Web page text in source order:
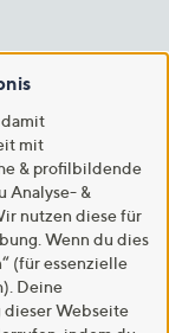
damit
mit
& profilbildende
Analyse- &
nutzen diese für
Wenn du dies
(für essenzielle
Deine
Webseite